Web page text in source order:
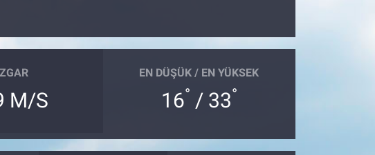
M/S
EN DÜŞÜK / EN YÜKSEK
16° / 33°